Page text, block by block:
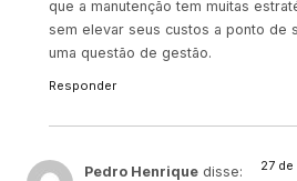
que a manutenção tem muitas
sem elevar seus custos a ponto de
uma questão de gestão.
Responder
Pedro Henrique disse: 27